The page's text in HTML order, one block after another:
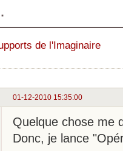
de l'Imaginaire
01-12-2010 15:35:00
Quelque chose me
Donc, je lance